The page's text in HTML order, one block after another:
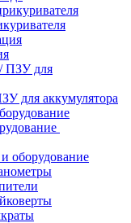
для аккумулятора
оборудование